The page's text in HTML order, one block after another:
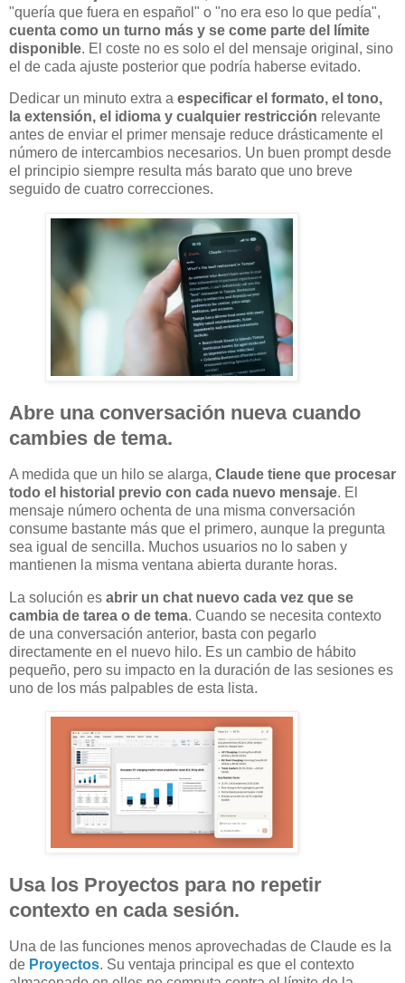
"quería que fuera en español" o "no era eso lo que pedía",
cuenta como un turno más y se come parte del límite
disponible. El coste no es solo el del mensaje original, sino
el de cada ajuste posterior que podría haberse evitado.
Dedicar un minuto extra a especificar el formato, el tono,
la extensión, el idioma y cualquier restricción relevante
antes de enviar el primer mensaje reduce drásticamente el
número de intercambios necesarios. Un buen prompt desde
el principio siempre resulta más barato que uno breve
seguido de cuatro correcciones.
Abre una conversación nueva cuando
cambies de tema.
A medida que un hilo se alarga, Claude tiene que procesar
todo el historial previo con cada nuevo mensaje. El
mensaje número ochenta de una misma conversación
consume bastante más que el primero, aunque la pregunta
sea igual de sencilla. Muchos usuarios no lo saben y
mantienen la misma ventana abierta durante horas.
La solución es abrir un chat nuevo cada vez que se
cambia de tarea o de tema. Cuando se necesita contexto
de una conversación anterior, basta con pegarlo
directamente en el nuevo hilo. Es un cambio de hábito
pequeño, pero su impacto en la duración de las sesiones es
uno de los más palpables de esta lista.
Usa los Proyectos para no repetir
contexto en cada sesión.
Una de las funciones menos aprovechadas de Claude es la
de Proyectos. Su ventaja principal es que el contexto